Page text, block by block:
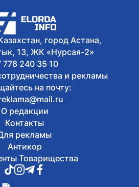
120 баллов не всегда
грант, а 100 могут быть
город Астана,
13, ЖК «Нурсая-2»
778 240 35 10
и рекламы
на почту:
О редакции
Контакты
рекламы
Антикор
Товарищества